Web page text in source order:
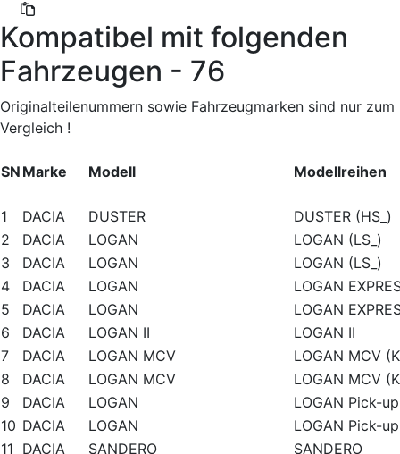
Kompatibel mit folgenden
Fahrzeugen - 76
Originalteilenummern sowie Fahrzeugmarken sind nur zum
Vergleich !
SN Marke Modell Modellreihen
1 DACIA DUSTER
DUSTER (HS_)
2
DACIA LOGAN
LOGAN (LS_)
3
DACIA LOGAN
LOGAN (LS_)
4
DACIA LOGAN
LOGAN
5
DACIA LOGAN
LOGAN
6
DACIA LOGAN II
LOGAN II
7
DACIA LOGAN MCV
LOGAN MCV
8
DACIA LOGAN MCV
LOGAN MCV
9
DACIA LOGAN
LOGAN Pick-
10 DACIA LOGAN
LOGAN Pick-
11 DACIA SANDERO
SANDERO